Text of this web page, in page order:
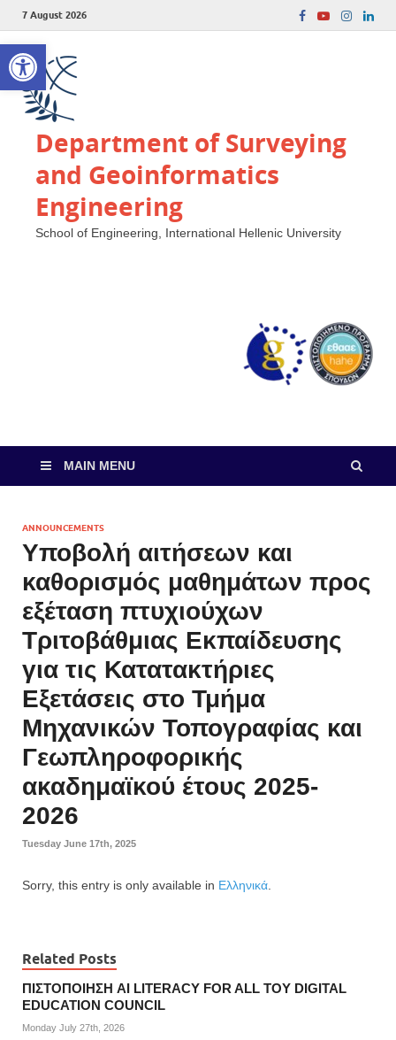
Open toolbar
7 August 2026
Department of Surveying
and Geoinformatics
Engineering
School of Engineering, International Hellenic University
MAIN MENU
ANNOUNCEMENTS
Υποβολή αιτήσεων και
καθορισμός μαθημάτων προς
εξέταση πτυχιούχων
Τριτοβάθμιας Εκπαίδευσης
για τις Κατατακτήριες
Εξετάσεις στο Τμήμα
Μηχανικών Τοπογραφίας και
Γεωπληροφορικής
ακαδημαϊκού έτους 2025-
2026
Tuesday June 17th, 2025
Sorry, this entry is only available in Ελληνικά
Related Posts
ΠΙΣΤΟΠΟΙΗΣΗ AI LITERACY FOR ALL ΤΟΥ DIGITAL
EDUCATION COUNCIL
Monday July 27th, 2026